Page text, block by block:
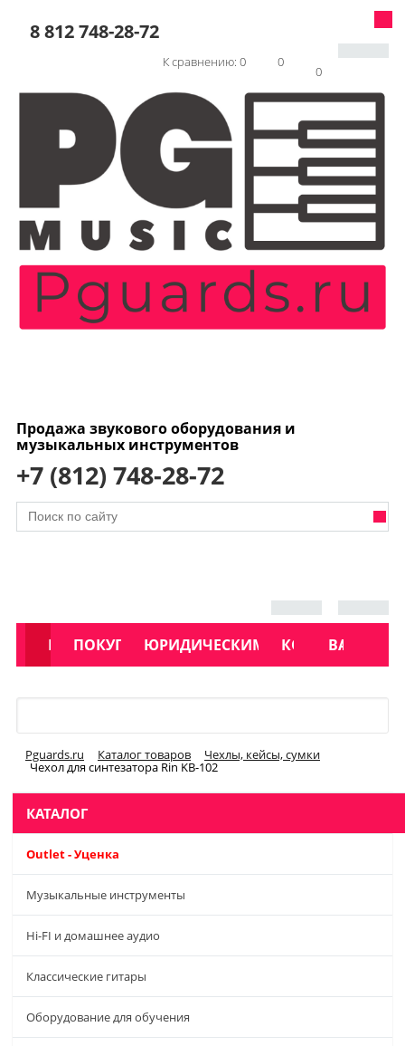
8 812 748-28-72
0
0
К сравнению: 0
Продажа звукового оборудования и
музыкальных инструментов
+7 (812) 748-28-72
АКЦИИ
КАТАЛОГ
ПОКУПАТЕЛЯМЮРИДИЧЕСКИМ ЛИЦАМКОНТАКТЫ
УСЛУГИ
Pguards.ru Каталог товаров Чехлы, кейсы, сумки
Чехол для синтезатора Rin KB-102
КАТАЛОГ
Outlet - Уценка
Музыкальные инструменты
Hi-FI и домашнее аудио
Классические гитары
Оборудование для обучения